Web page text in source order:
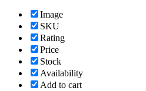
Image
SKU
Rating
Price
Stock
Availability
Add to cart